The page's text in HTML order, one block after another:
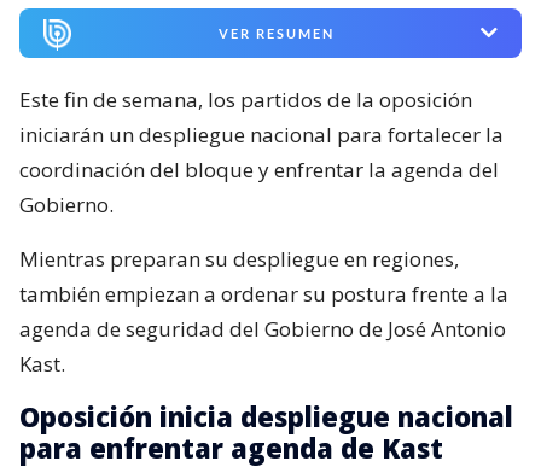
VER RESUMEN
Este fin de semana, los partidos de la oposición
iniciarán un despliegue nacional para fortalecer la
coordinación del bloque y enfrentar la agenda del
Gobierno.
Mientras preparan su despliegue en regiones,
también empiezan a ordenar su postura frente a la
agenda de seguridad del Gobierno de José Antonio
Kast.
Oposición inicia despliegue nacional
para enfrentar agenda de Kast